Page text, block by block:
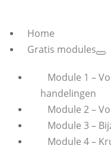
Home
Gratis modules
Module 1 –
handelingen
Module 2 –
Module 3 –
Module 4 –